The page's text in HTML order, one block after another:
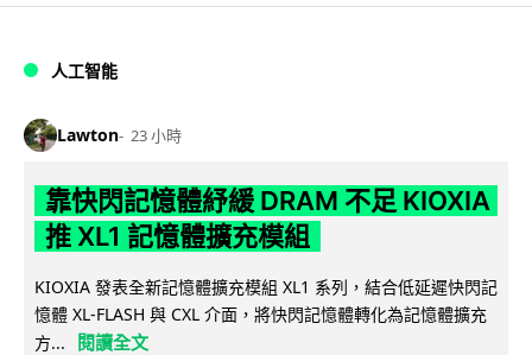
人工智能
Lawton 23 小時
靠快閃記憶體紓緩 DRAM 不足 KIOXIA
推 XL1 記憶體擴充模組
KIOXIA 發表全新記憶體擴充模組 XL1 系列，結合低延遲快閃記
憶體 XL-FLASH 與 CXL 介面，將快閃記憶體轉化為記憶體擴充
方...
閱讀全文